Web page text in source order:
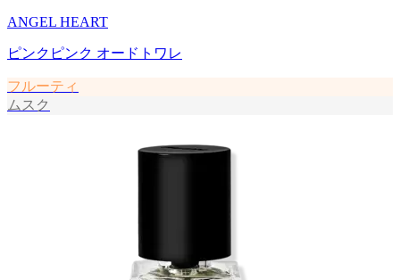
ANGEL HEART
ピンクピンク オードトワレ
フルーティ
ムスク